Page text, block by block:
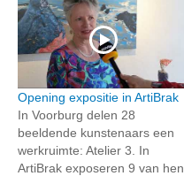
Opening expositie in ArtiBrak
In Voorburg delen 28
beeldende kunstenaars een
werkruimte: Atelier 3. In
ArtiBrak exposeren 9 van hen